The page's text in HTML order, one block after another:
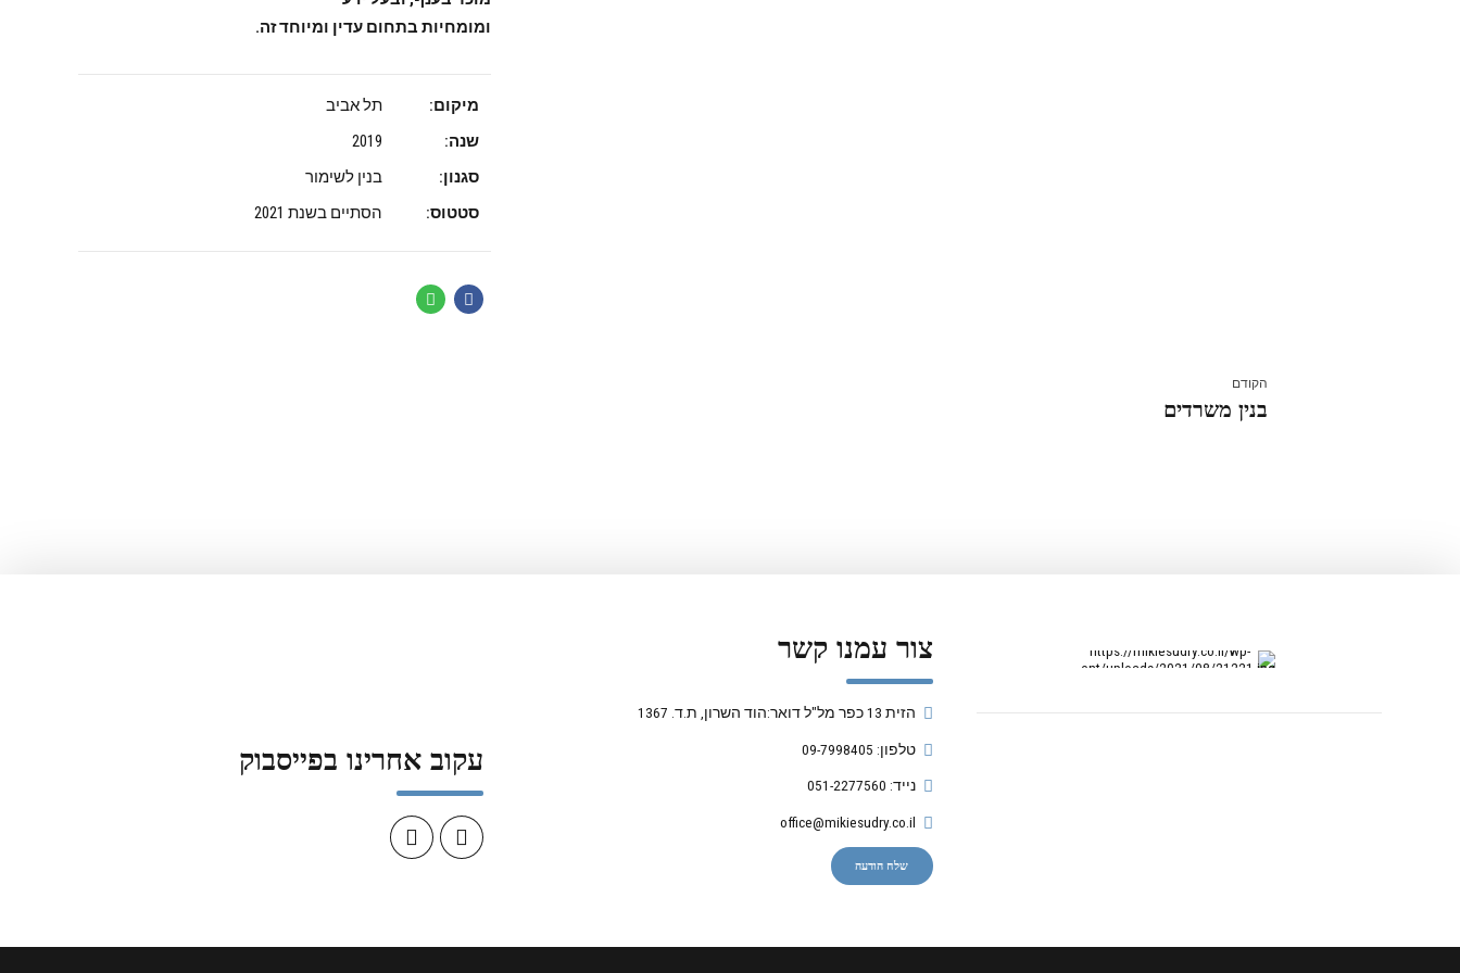
ומומחיות בתחום עדין ומיוחד זה.
מיקום:
תל אביב
שנה:
2019
סגנון:
בנין לשימור
סטטוס:
הסתיים בשנת 2021
הקודם
בנין משרדים
צור עמנו קשר
הזית 13 כפר מל"ל דואר:הוד השרון, ת.ד. 1367
טלפון: 09-7998405
נייד: 051-2277560
office@mikiesudry.co.il
שלח הודעה
עקוב אחרינו בפייסבוק